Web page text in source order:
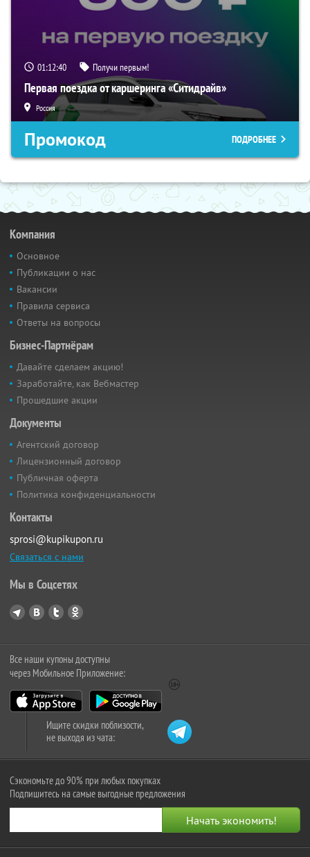
01:12:39 Получи первым!
Первая поездка от каршеринга «Ситидрайв»
Россия
Промокод ПОДРОБНЕЕ
Компания
Основное
Публикации о нас
Вакансии
Правила сервиса
Ответы на вопросы
Бизнес-Партнёрам
Давайте сделаем акцию!
Заработайте, как Вебмастер
Прошедшие акции
Документы
Агентский договор
Лицензионный договор
Публичная оферта
Политика конфиденциальности
Контакты
sprosi@kupikupon.ru
Связаться с нами
Мы в Соцсетях
Все наши купоны доступны
через Мобильное Приложение:
Ищите скидки поблизости,
не выходя из чата:
Сэкономьте до 90% при любых покупках
Подпишитесь на самые выгодные предложения